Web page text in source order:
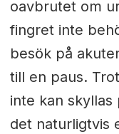
oavbrutet om
fingret inte
besök på
till en paus.
inte kan
det naturligtvis